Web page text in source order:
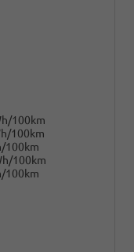
100km
100km
100km
100km
100km